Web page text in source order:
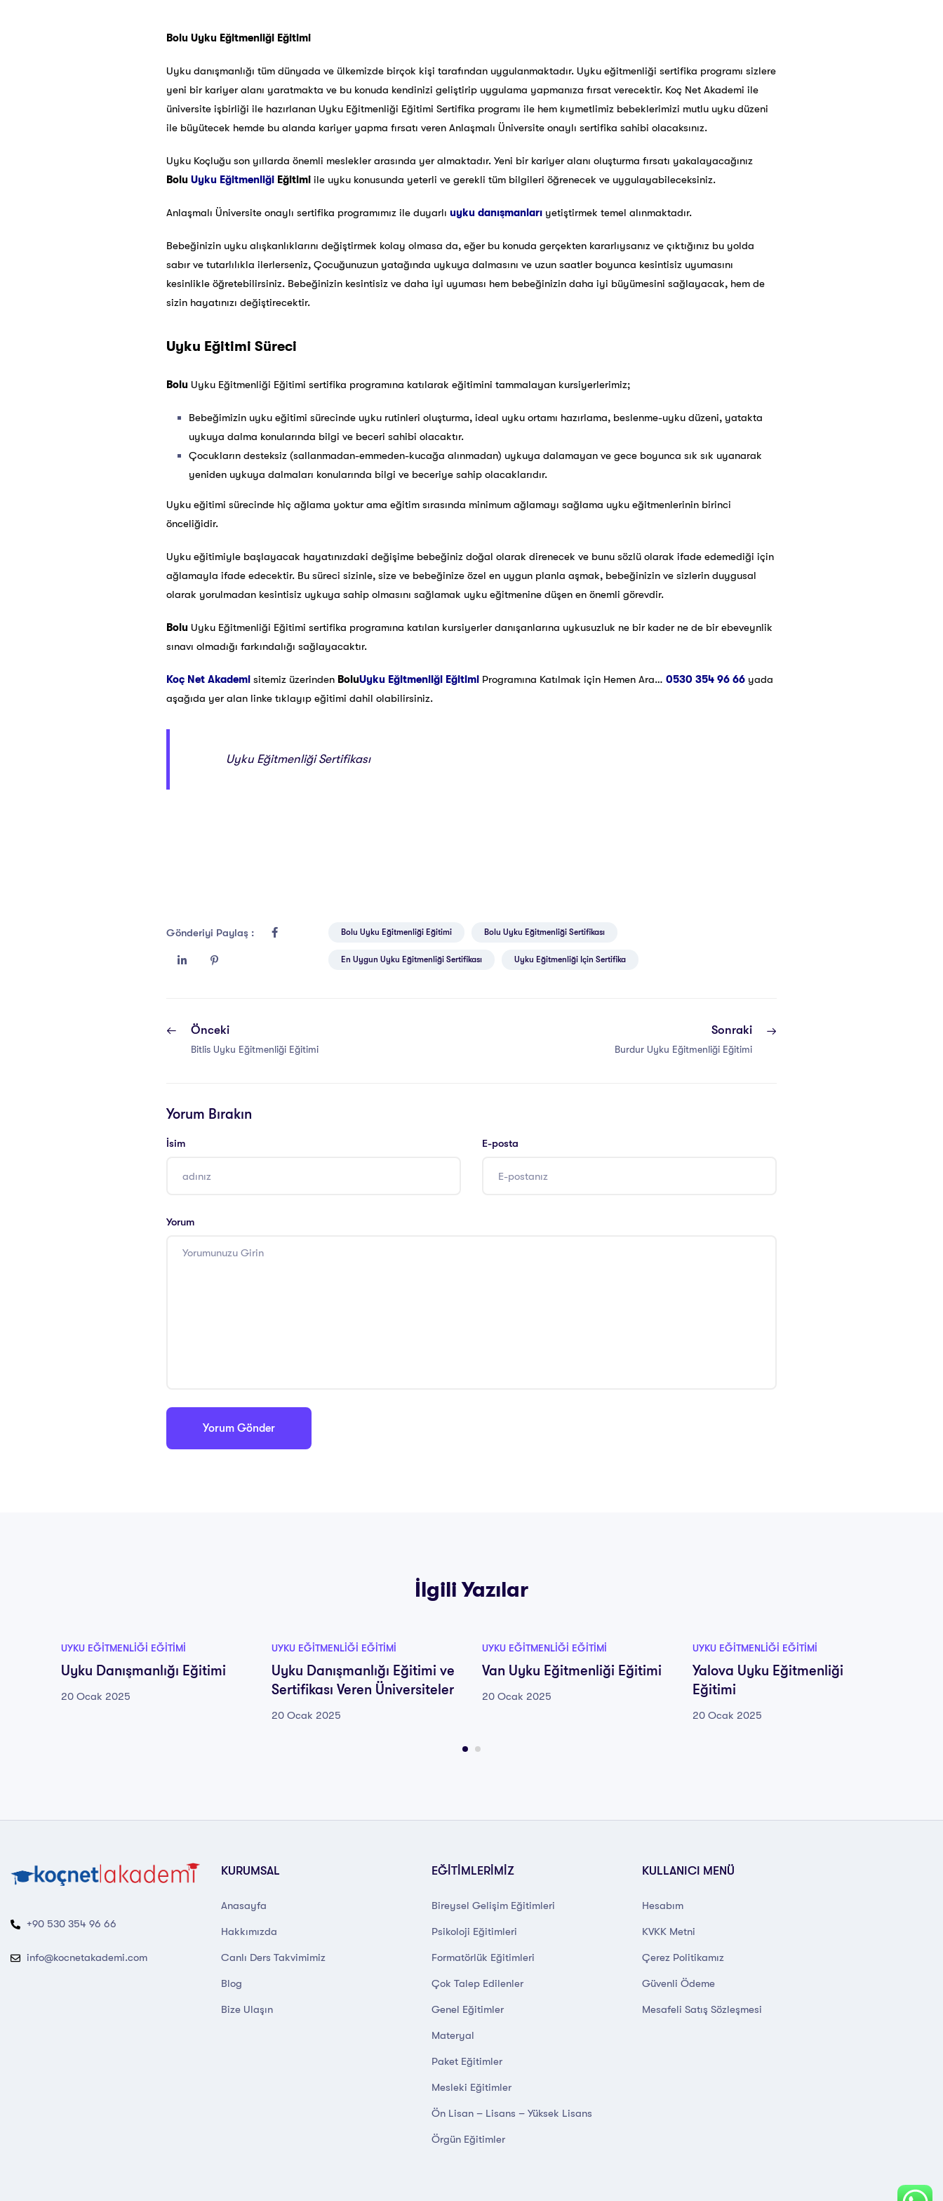
Bolu Uyku Eğitmenliği Eğitimi
Uyku danışmanlığı tüm dünyada ve ülkemizde birçok kişi tarafından uygulanmaktadır. Uyku eğitmenliği sertifika programı sizlere
yeni bir kariyer alanı yaratmakta ve bu konuda kendinizi geliştirip uygulama yapmanıza fırsat verecektir. Koç Net Akademi ile
üniversite işbirliği ile hazırlanan Uyku Eğitmenliği Eğitimi Sertifika programı ile hem kıymetlimiz bebeklerimizi mutlu uyku düzeni
ile büyütecek hemde bu alanda kariyer yapma fırsatı veren Anlaşmalı Üniversite onaylı sertifika sahibi olacaksınız.
Uyku Koçluğu son yıllarda önemli meslekler arasında yer almaktadır. Yeni bir kariyer alanı oluşturma fırsatı yakalayacağınız
Bolu Uyku Eğitmenliği Eğitimi ile uyku konusunda yeterli ve gerekli tüm bilgileri öğrenecek ve uygulayabileceksiniz.
Anlaşmalı Üniversite onaylı sertifika programımız ile duyarlı uyku danışmanları yetiştirmek temel alınmaktadır.
Bebeğinizin uyku alışkanlıklarını değiştirmek kolay olmasa da, eğer bu konuda gerçekten kararlıysanız ve çıktığınız bu yolda
sabır ve tutarlılıkla ilerlerseniz, Çocuğunuzun yatağında uykuya dalmasını ve uzun saatler boyunca kesintisiz uyumasını
kesinlikle öğretebilirsiniz. Bebeğinizin kesintisiz ve daha iyi uyuması hem bebeğinizin daha iyi büyümesini sağlayacak, hem de
sizin hayatınızı değiştirecektir.
Uyku Eğitimi Süreci
Bolu Uyku Eğitmenliği Eğitimi sertifika programına katılarak eğitimini tammalayan kursiyerlerimiz;
Bebeğimizin uyku eğitimi sürecinde uyku rutinleri oluşturma, ideal uyku ortamı hazırlama, beslenme-uyku düzeni, yatakta
uykuya dalma konularında bilgi ve beceri sahibi olacaktır.
Çocukların desteksiz (sallanmadan-emmeden-kucağa alınmadan) uykuya dalamayan ve gece boyunca sık sık uyanarak
yeniden uykuya dalmaları konularında bilgi ve beceriye sahip olacaklarıdır.
Uyku eğitimi sürecinde hiç ağlama yoktur ama eğitim sırasında minimum ağlamayı sağlama uyku eğitmenlerinin birinci
önceliğidir.
Uyku eğitimiyle başlayacak hayatınızdaki değişime bebeğiniz doğal olarak direnecek ve bunu sözlü olarak ifade edemediği için
ağlamayla ifade edecektir. Bu süreci sizinle, size ve bebeğinize özel en uygun planla aşmak, bebeğinizin ve sizlerin duygusal
olarak yorulmadan kesintisiz uykuya sahip olmasını sağlamak uyku eğitmenine düşen en önemli görevdir.
Bolu Uyku Eğitmenliği Eğitimi sertifika programına katılan kursiyerler danışanlarına uykusuzluk ne bir kader ne de bir ebeveynlik
sınavı olmadığı farkındalığı sağlayacaktır.
Koç Net Akademi sitemiz üzerinden BoluUyku Eğitmenliği Eğitimi Programına Katılmak için Hemen Ara… 0530 354 96 66 yada
aşağıda yer alan linke tıklayıp eğitimi dahil olabilirsiniz.
Uyku Eğitmenliği Sertifikası
Gönderiyi Paylaş : Bolu Uyku Eğitmenliği Eğitimi Bolu Uyku Eğitmenliği Sertifikası
En Uygun Uyku Eğitmenliği Sertifikası Uyku Eğitmenliği Için Sertifika
Önceki
Bitlis Uyku Eğitmenliği Eğitimi
Sonraki
Burdur Uyku Eğitmenliği Eğitimi
Yorum Bırakın
İsim E-posta
Yorum
İlgili Yazılar
UYKU EĞITMENLIĞI EĞITIMI
Uyku Danışmanlığı Eğitimi
20 Ocak 2025
UYKU EĞITMENLIĞI EĞITIMI
Uyku Danışmanlığı Eğitimi ve
Sertifikası Veren Üniversiteler
20 Ocak 2025
UYKU EĞITMENLIĞI EĞITIMI
Van Uyku Eğitmenliği Eğitimi
20 Ocak 2025
UYKU EĞITMENLIĞI EĞITIMI
Yalova Uyku Eğitmenliği
Eğitimi
20 Ocak 2025
+90 530 354 96 66
info@kocnetakademi.com
KURUMSAL
Anasayfa
Hakkımızda
Canlı Ders Takvimimiz
Blog
Bize Ulaşın
EĞİTİMLERİMİZ
Bireysel Gelişim Eğitimleri
Psikoloji Eğitimleri
Formatörlük Eğitimleri
Çok Talep Edilenler
Genel Eğitimler
Materyal
Paket Eğitimler
Mesleki Eğitimler
Ön Lisan – Lisans – Yüksek Lisans
Örgün Eğitimler
KULLANICI MENÜ
Hesabım
KVKK Metni
Çerez Politikamız
Güvenli Ödeme
Mesafeli Satış Sözleşmesi